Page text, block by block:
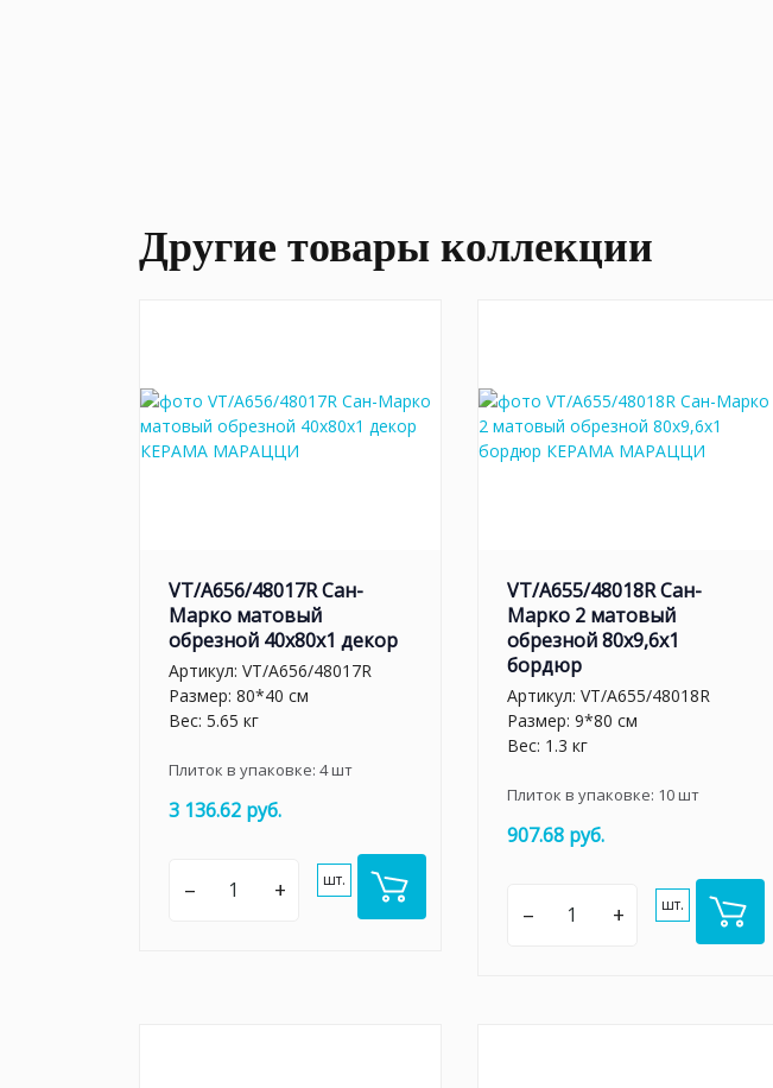
Другие товары коллекции
VT/A656/48017R Сан-
Марко матовый
обрезной 40x80x1 декор
Артикул: VT/A656/48017R
Размер: 80*40 см
Вес: 5.65 кг
Плиток в упаковке: 4шт
3 136.62 руб.
– + шт.
VT/A655/48018R Сан-
Марко 2 матовый
обрезной 80x9,6x1
бордюр
Артикул: VT/A655/48018R
Размер: 9*80 см
Вес: 1.3 кг
Плиток в упаковке: 10шт
907.68 руб.
– + шт.